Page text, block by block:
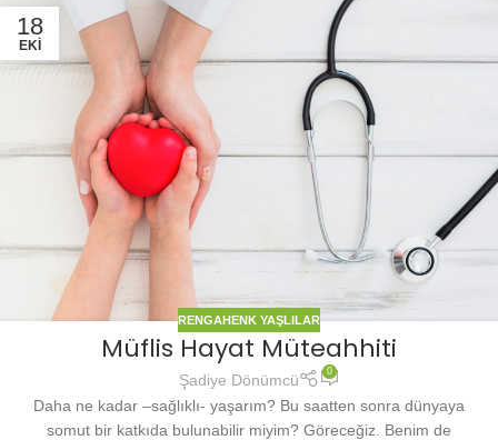
18
EKI
RENGAHENK YAŞLILAR
Müflis Hayat Müteahhiti
Şadiye Dönümcü 0
Daha ne kadar –sağlıklı- yaşarım? Bu saatten sonra dünyaya
somut bir katkıda bulunabilir miyim? Göreceğiz. Benim de